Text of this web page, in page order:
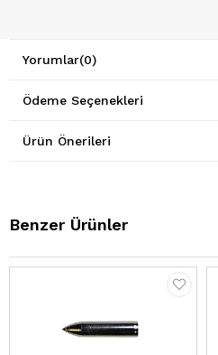
Yorumlar(0)
Ödeme Seçenekleri
Ürün Önerileri
Benzer Ürünler